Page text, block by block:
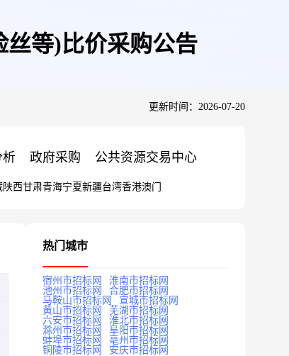
丝等)比价采购公告
更新时间：2026-07-20
析 政府采购 公共资源交易中心
陕西甘肃青海宁夏新疆台湾香港澳门
热门城市
宿州市招标网
淮南市招标网
池州市招标网
合肥市招标网
马鞍山市招标网
宣城市招标网
黄山市招标网
芜湖市招标网
六安市招标网
淮北市招标网
滁州市招标网
阜阳市招标网
蚌埠市招标网
亳州市招标网
铜陵市招标网
安庆市招标网